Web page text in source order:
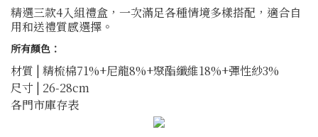
精選三款4入組禮盒，一次滿足各種情境多樣搭配，適合自
用和送禮質感選擇。
所有顏色：
材質 | 精梳棉71%+尼龍8%+聚酯纖維18%+彈性紗3%
尺寸 | 26-28cm
各門市庫存表